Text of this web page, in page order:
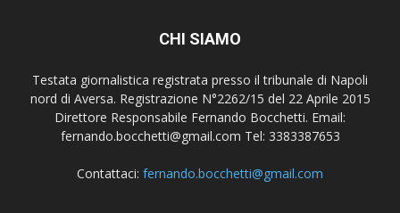
CHI SIAMO
Testata giornalistica registrata presso il tribunale di Napoli
nord di Aversa. Registrazione N°2262/15 del 22 Aprile 2015
Direttore Responsabile Fernando Bocchetti. Email:
fernando.bocchetti@gmail.com Tel: 3383387653
Contattaci: fernando.bocchetti@gmail.com